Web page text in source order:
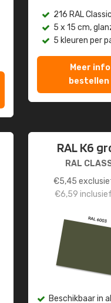
216 RAL
5 x 15 cm,
5 kleuren per
Meer
bestellen
RAL K6
RAL
€5,45
€6,59
Beschikbaar in